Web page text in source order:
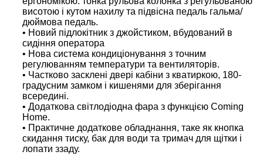
висотою і кутом нахилу та підвісна педаль гальма/
дюймова педаль.
• Новий підлокітник з джойстиком, вбудований в
сидіння оператора
• Нова система кондиціонування з точним
регулюванням температури та вентиляторів.
• Частково засклені двері кабіни з кватиркою, 180-
градусним замком і кишенями для зберігання
всередині.
• Додаткова світлодіодна фара з функцією Coming
Home.
• Практичне додаткове обладнання, таке як кнопка
скидання тиску, бак для води та тримач для щітки і
лопати ззаду.